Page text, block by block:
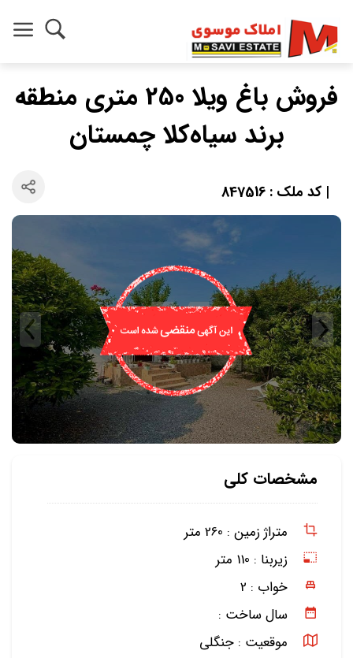
فروش باغ ویلا 250 متری منطقه
برند سیاه‌کلا چمستان
| کد ملک : 847516
مشخصات کلی
متراژ زمین : 260 متر
زیربنا : 110 متر
خواب : 2
سال ساخت :
موقعیت : جنگلی